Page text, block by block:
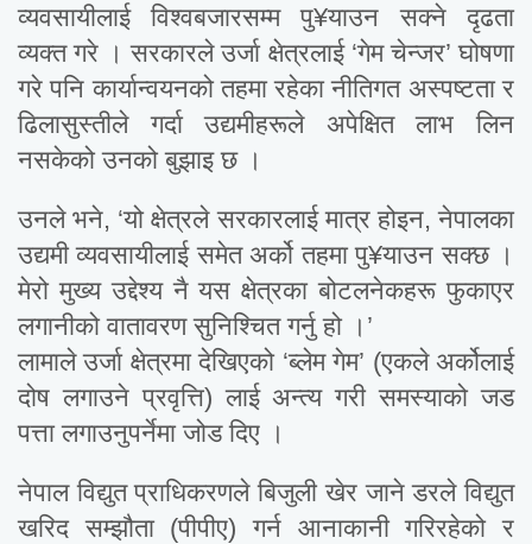
व्यवसायीलाई विश्वबजारसम्म पु¥याउन सक्ने दृढता
व्यक्त गरे । सरकारले उर्जा क्षेत्रलाई ‘गेम चेन्जर’ घोषणा
गरे पनि कार्यान्वयनको तहमा रहेका नीतिगत अस्पष्टता र
ढिलासुस्तीले गर्दा उद्यमीहरूले अपेक्षित लाभ लिन
नसकेको उनको बुझाइ छ ।
उनले भने, ‘यो क्षेत्रले सरकारलाई मात्र होइन, नेपालका
उद्यमी व्यवसायीलाई समेत अर्को तहमा पु¥याउन सक्छ ।
मेरो मुख्य उद्देश्य नै यस क्षेत्रका बोटलनेकहरू फुकाएर
लगानीको वातावरण सुनिश्चित गर्नु हो ।’
लामाले उर्जा क्षेत्रमा देखिएको ‘ब्लेम गेम’ (एकले अर्कोलाई
दोष लगाउने प्रवृत्ति) लाई अन्त्य गरी समस्याको जड
पत्ता लगाउनुपर्नेमा जोड दिए ।
नेपाल विद्युत प्राधिकरणले बिजुली खेर जाने डरले विद्युत
खरिद सम्झौता (पीपीए) गर्न आनाकानी गरिरहेको र